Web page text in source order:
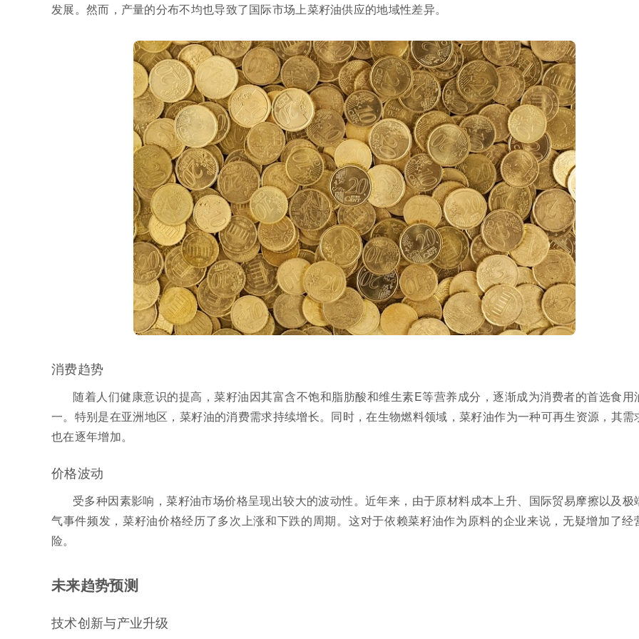
发展。然而，产量的分布不均也导致了国际市场上菜籽油供应的地域性差异。
消费趋势
随着人们健康意识的提高，菜籽油因其富含不饱和脂肪酸和维生素E等营养成分，逐渐成为消费者的首选食用
一。特别是在亚洲地区，菜籽油的消费需求持续增长。同时，在生物燃料领域，菜籽油作为一种可再生资源，其需
也在逐年增加。
价格波动
受多种因素影响，菜籽油市场价格呈现出较大的波动性。近年来，由于原材料成本上升、国际贸易摩擦以及极
气事件频发，菜籽油价格经历了多次上涨和下跌的周期。这对于依赖菜籽油作为原料的企业来说，无疑增加了经
险。
未来趋势预测
技术创新与产业升级